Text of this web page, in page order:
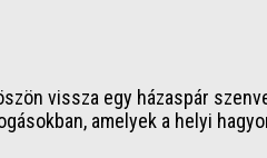
vissza egy házaspár
amelyek a helyi